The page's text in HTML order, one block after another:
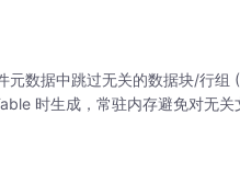
元数据中跳过无关的数据块/行组
时生成，常驻内存避免对无关